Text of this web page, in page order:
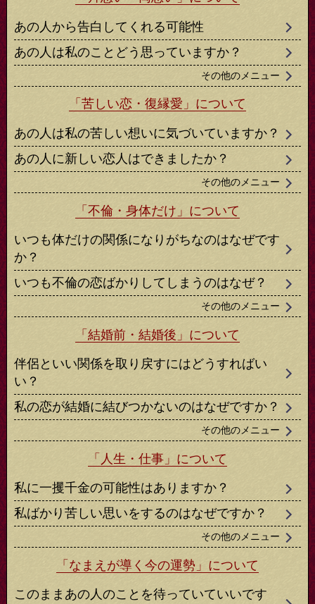
あの人から告白してくれる可能性
あの人は私のことどう思っていますか？
その他のメニュー
「苦しい恋・復縁愛」について
あの人は私の苦しい想いに気づいていますか？
あの人に新しい恋人はできましたか？
その他のメニュー
「不倫・身体だけ」について
いつも体だけの関係になりがちなのはなぜです
か？
いつも不倫の恋ばかりしてしまうのはなぜ？
その他のメニュー
「結婚前・結婚後」について
伴侶といい関係を取り戻すにはどうすればい
い？
私の恋が結婚に結びつかないのはなぜですか？
その他のメニュー
「人生・仕事」について
私に一攫千金の可能性はありますか？
私ばかり苦しい思いをするのはなぜですか？
その他のメニュー
「なまえが導く今の運勢」について
このままあの人のことを待っていていいです